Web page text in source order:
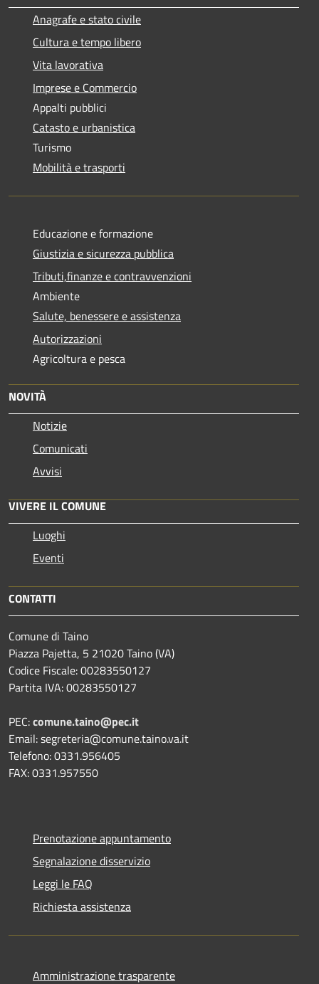
Anagrafe e stato civile
Cultura e tempo libero
Vita lavorativa
Imprese e Commercio
Appalti pubblici
Catasto e urbanistica
Turismo
Mobilità e trasporti
Educazione e formazione
Giustizia e sicurezza pubblica
Tributi,finanze e contravvenzioni
Ambiente
Salute, benessere e assistenza
Autorizzazioni
Agricoltura e pesca
NOVITÀ
Notizie
Comunicati
Avvisi
VIVERE IL COMUNE
Luoghi
Eventi
CONTATTI
Comune di Taino
Piazza Pajetta, 5 21020 Taino (VA)
Codice Fiscale: 00283550127
Partita IVA: 00283550127
PEC:comune.taino@pec.it
Email: segreteria@comune.taino.va.it
Telefono: 0331.956405
FAX: 0331.957550
Prenotazione appuntamento
Segnalazione disservizio
Leggi le FAQ
Richiesta assistenza
Amministrazione trasparente